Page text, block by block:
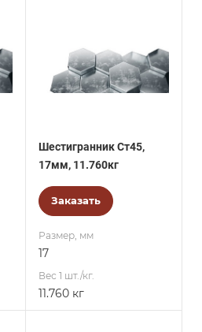
Шестигранник Ст45,
17мм, 11.760кг
Заказать
Размер, мм
17
Вес 1 шт./кг.
11.760 кг